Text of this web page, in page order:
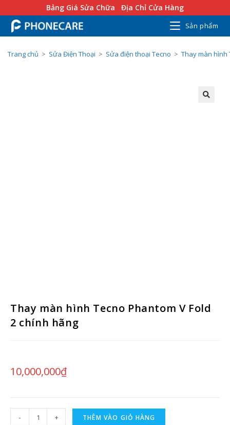
Bảng Giá Sửa Chữa Địa Chỉ Cửa Hàng
Sản phẩm
Trang chủ > Sửa Điện Thoại > Sửa điện thoại Tecno > Thay màn hình
Thay màn hình Tecno Phantom V Fold
2 chính hãng
10,000,000₫
- + THÊM VÀO GIỎ HÀNG